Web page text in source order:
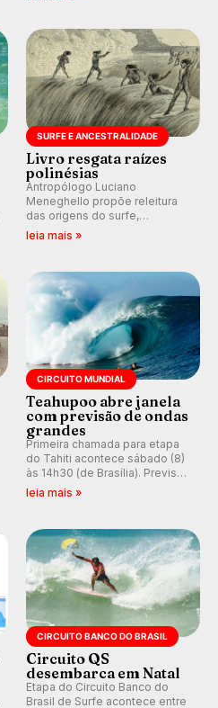
km/h em Itanhaém.
SURFE E ANCESTRALIDADE
Livro resgata raízes
polinésias
Antropólogo Luciano
Meneghello propõe releitura
das origens do surfe,
resgatando a cultura polinésia
prática em esporte e indústria.
leia mais »
CIRCUITO MUNDIAL
Teahupoo abre janela
com previsão de ondas
grandes
Primeira chamada para etapa
do Tahiti acontece sábado (8)
às 14h30 (de Brasília). Previsão
indica swell consistente.
Kelly Slater convidado.
leia mais »
CIRCUITO BANCO DO BRASIL
Circuito QS
desembarca em Natal
Etapa do Circuito Banco do
Brasil de Surfe acontece entre